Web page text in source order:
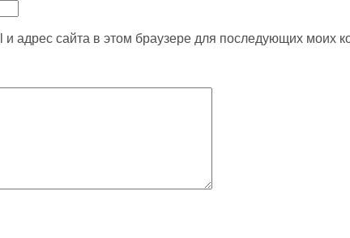
адрес сайта в этом браузере для последующих моих